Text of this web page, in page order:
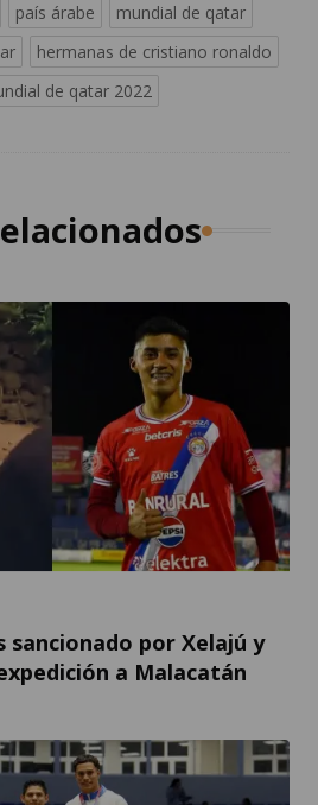
país árabe
mundial de qatar
hermanas de cristiano ronaldo
de qatar 2022
sancionado por Xelajú y
a Malacatán